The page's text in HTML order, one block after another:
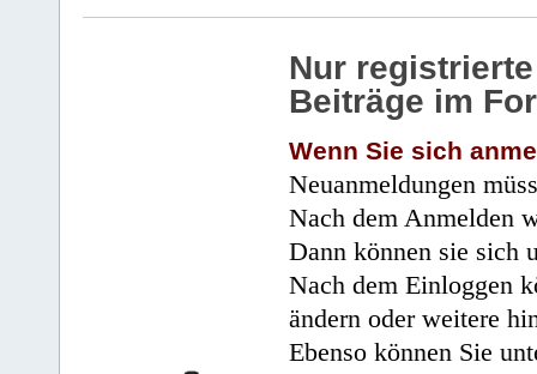
Nur
Beiträge im
Wenn Sie sich
Neuanmeldungen
Nach dem Anmelden
Dann können sie sich
Nach dem Einloggen
ändern oder weitere
Ebenso können Sie